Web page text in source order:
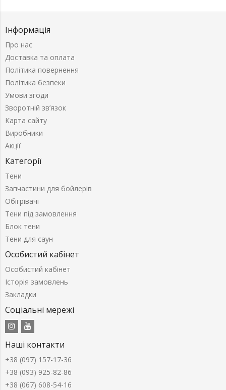
Інформація
Про нас
Доставка та оплата
Політика повернення
Політика безпеки
Умови згоди
Зворотній зв’язок
Карта сайту
Виробники
Акції
Категорії
Тени
Запчастини для бойлерів
Обігрівачі
Тени під замовлення
Блок тени
Тени для саун
Особистий кабінет
Особистий кабінет
Історія замовлень
Закладки
Соціальні мережі
Наші контакти
+38 (097) 157-17-36
+38 (093) 925-82-86
+38 (067) 608-54-16